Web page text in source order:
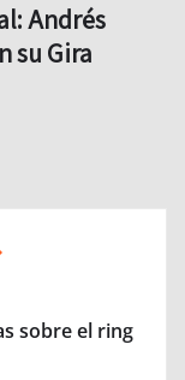
Andrés
su Gira
sobre el ring